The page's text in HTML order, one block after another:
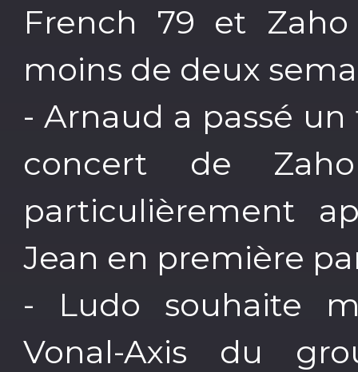
French 79 et
moins de deux
- Arnaud a passé
concert de
particulièrement
Jean en première
- Ludo souhaite
Vonal-Axis du